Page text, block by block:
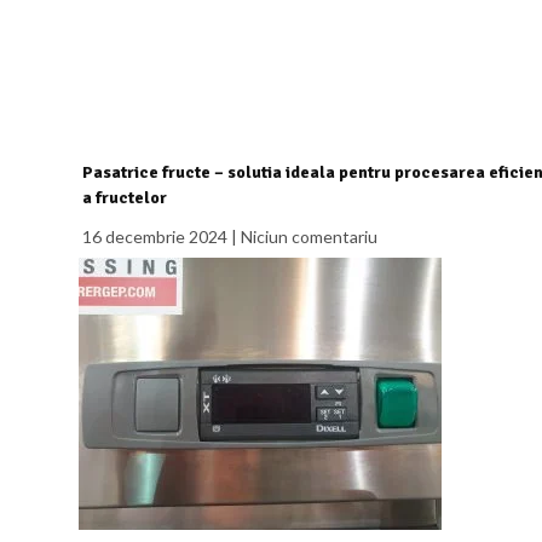
Pasatrice fructe – solutia ideala pentru procesarea
a fructelor
16 decembrie 2024
Niciun comentariu